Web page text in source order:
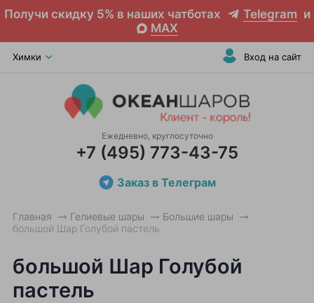
Получи скидку 5% в наших чатботах Telegram и
MAX
Химки Вход на сайт
Ежедневно, круглосуточно
+7 (495) 773-43-75
Заказ в Телеграм
Главная Гелиевые шары
Большие шары
большой Шар Голубой пастель
большой Шар Голубой
пастель